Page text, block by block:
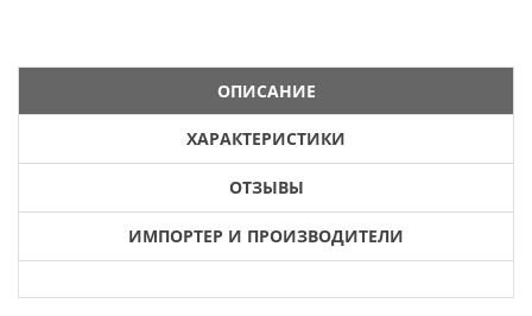
ОПИСАНИЕ
ХАРАКТЕРИСТИКИ
ОТЗЫВЫ
ИМПОРТЕР И ПРОИЗВОДИТЕЛИ